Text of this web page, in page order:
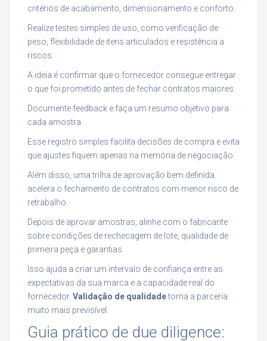
critérios de acabamento, dimensionamento e conforto.
Realize testes simples de uso, como verificação de
peso, flexibilidade de itens articulados e resistência a
riscos.
A ideia é confirmar que o fornecedor consegue entregar
o que foi prometido antes de fechar contratos maiores.
Documente feedback e faça um resumo objetivo para
cada amostra.
Esse registro simples facilita decisões de compra e evita
que ajustes fiquem apenas na memória de negociação.
Além disso, uma trilha de aprovação bem definida
acelera o fechamento de contratos com menor risco de
retrabalho.
Depois de aprovar amostras, alinhe com o fabricante
sobre condições de rechecagem de lote, qualidade de
primeira peça e garantias.
Isso ajuda a criar um intervalo de confiança entre as
expectativas da sua marca e a capacidade real do
fornecedor. Validação de qualidadetorna a parceria
muito mais previsível.
Guia prático de due diligence: